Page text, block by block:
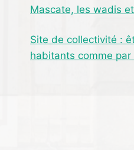
Mascate, les wadis
Site de collectivité :
habitants comme par